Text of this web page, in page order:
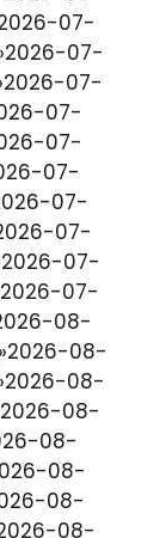
07-
07-
07-
07-
07-
07-
07-
07-
07-
07-
08-
08-
08-
08-
08-
08-
08-
08-